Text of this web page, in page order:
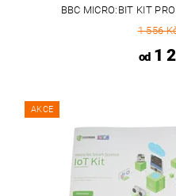
BBC MICRO:BIT KIT
1 556
od1
AKCE